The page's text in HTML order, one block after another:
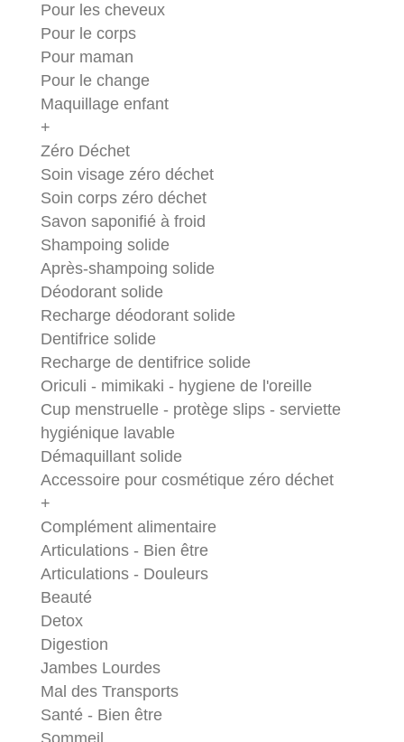
Pour les cheveux
Pour le corps
Pour maman
Pour le change
Maquillage enfant
+
Zéro Déchet
Soin visage zéro déchet
Soin corps zéro déchet
Savon saponifié à froid
Shampoing solide
Après-shampoing solide
Déodorant solide
Recharge déodorant solide
Dentifrice solide
Recharge de dentifrice solide
Oriculi - mimikaki - hygiene de l'oreille
Cup menstruelle - protège slips - serviette
hygiénique lavable
Démaquillant solide
Accessoire pour cosmétique zéro déchet
+
Complément alimentaire
Articulations - Bien être
Articulations - Douleurs
Beauté
Detox
Digestion
Jambes Lourdes
Mal des Transports
Santé - Bien être
Sommeil